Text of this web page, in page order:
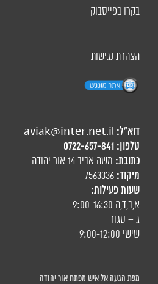
בקרו בפייסבוק
הצהרת נגישות
דוא"ל: aviak@inter.net.il
טלפון: 0722-657-841
כתובת: משה אביב 14 אור יהודה
מיקוד: 7563336
שעות פעילות:
א,ב,ד,ה 9:00-16:30
ג – סגור
שישי 9:00-12:00
מפת הגעה אל איש מפתח אור יהודה